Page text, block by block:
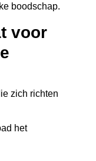
boodschap.
voor
zich richten
het